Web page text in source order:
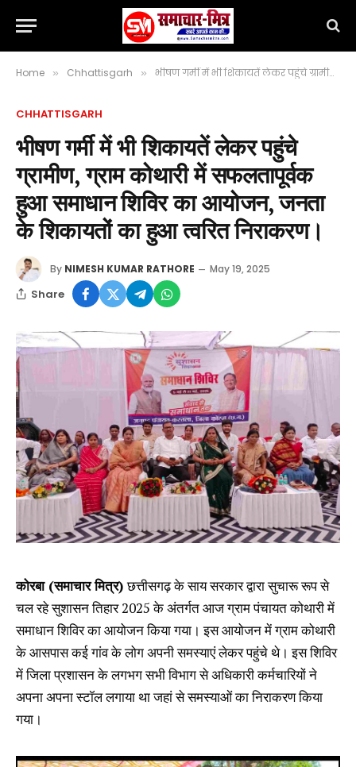
Home » Chhattisgarh » भीषण गर्मी में भी शिकायतें लेकर पहुंचे ग्रामीण, ग्राम कोथारी में सफलतापूर्वक हुआ समाधान शिविर का आयोजन, जनता के शिकायतों का हुआ त्वरित निराकरण।
CHHATTISGARH
भीषण गर्मी में भी शिकायतें लेकर पहुंचे
ग्रामीण, ग्राम कोथारी में सफलतापूर्वक
हुआ समाधान शिविर का आयोजन, जनता
के शिकायतों का हुआ त्वरित निराकरण।
By NIMESH KUMAR RATHORE May 19, 2025
Share
कोरबा (समाचार मित्र)छत्तीसगढ़ के साय सरकार द्वारा सुचारू रूप से
चल रहे सुशासन तिहार 2025 के अंतर्गत आज ग्राम पंचायत कोथारी में
समाधान शिविर का आयोजन किया गया। इस आयोजन में ग्राम कोथारी
के आसपास कई गांव के लोग अपनी समस्याएं लेकर पहुंचे थे। इस शिविर
में जिला प्रशासन के लगभग सभी विभाग से अधिकारी कर्मचारियों ने
अपना अपना स्टॉल लगाया था जहां से समस्याओं का निराकरण किया
गया।